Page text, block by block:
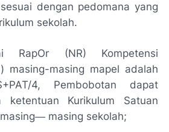
dengan pedomana yang
sekolah.
RapOr (NR) Kompetensi
masing-masing mapel adalah
4, Pembobotan dapat
ketentuan Kurikulum Satuan
masing sekolah;